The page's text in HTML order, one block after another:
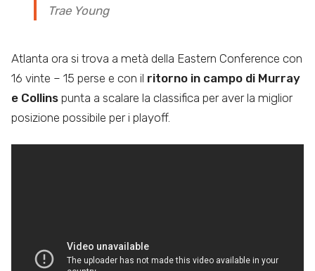
Trae Young
Atlanta ora si trova a metà della Eastern Conference con
16 vinte – 15 perse e con il ritorno in campo di Murray
e Collins punta a scalare la classifica per aver la miglior
posizione possibile per i playoff.